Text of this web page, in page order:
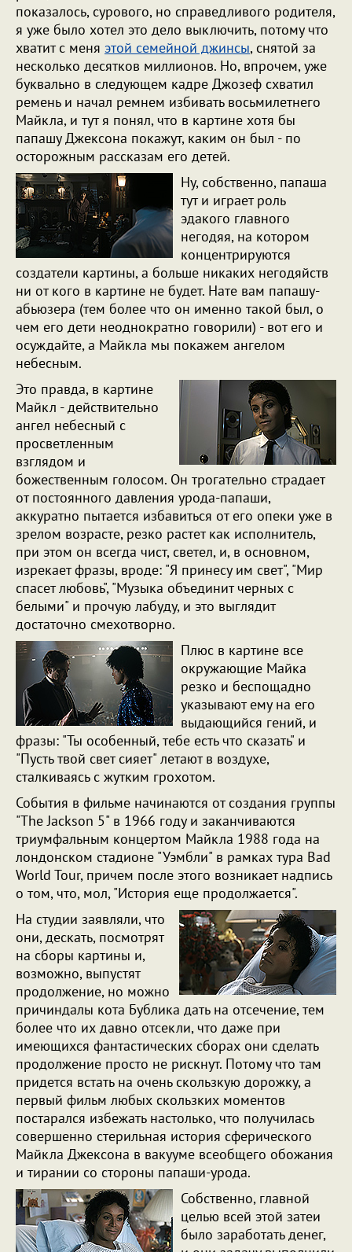
показалось, сурового, но справедливого родителя,
я уже было хотел это дело выключить, потому что
хватит с меня этой семейной джинсы, снятой за
несколько десятков миллионов. Но, впрочем, уже
буквально в следующем кадре Джозеф схватил
ремень и начал ремнем избивать восьмилетнего
Майкла, и тут я понял, что в картине хотя бы
папашу Джексона покажут, каким он был - по
осторожным рассказам его детей.
Ну, собственно, папаша
тут и играет роль
эдакого главного
негодяя, на котором
концентрируются
создатели картины, а больше никаких негодяйств
ни от кого в картине не будет. Нате вам папашу-
абьюзера (тем более что он именно такой был, о
чем его дети неоднократно говорили) - вот его и
осуждайте, а Майкла мы покажем ангелом
небесным.
Это правда, в картине
Майкл - действительно
ангел небесный с
просветленным
взглядом и
божественным голосом. Он трогательно страдает
от постоянного давления урода-папаши,
аккуратно пытается избавиться от его опеки уже в
зрелом возрасте, резко растет как исполнитель,
при этом он всегда чист, светел, и, в основном,
изрекает фразы, вроде: "Я принесу им свет", "Мир
спасет любовь", "Музыка объединит черных с
белыми" и прочую лабуду, и это выглядит
достаточно смехотворно.
Плюс в картине все
окружающие Майка
резко и беспощадно
указывают ему на его
выдающийся гений, и
фразы: "Ты особенный, тебе есть что сказать" и
"Пусть твой свет сияет" летают в воздухе,
сталкиваясь с жутким грохотом.
События в фильме начинаются от создания группы
"The Jackson 5" в 1966 году и заканчиваются
триумфальным концертом Майкла 1988 года на
лондонском стадионе "Уэмбли" в рамках тура Bad
World Tour, причем после этого возникает надпись
о том, что, мол, "История еще продолжается".
На студии заявляли, что
они, дескать, посмотрят
на сборы картины и,
возможно, выпустят
продолжение, но можно
причиндалы кота Бублика дать на отсечение, тем
более что их давно отсекли, что даже при
имеющихся фантастических сборах они сделать
продолжение просто не рискнут. Потому что там
придется встать на очень скользкую дорожку, а
первый фильм любых скользких моментов
постарался избежать настолько, что получилась
совершенно стерильная история сферического
Майкла Джексона в вакууме всеобщего обожания
и тирании со стороны папаши-урода.
Собственно, главной
целью всей этой затеи
было заработать денег,